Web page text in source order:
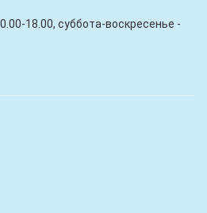
18.00, суббота-воскресенье -